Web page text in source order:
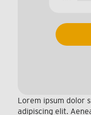
Lorem ipsum dolor
adipiscing elit.